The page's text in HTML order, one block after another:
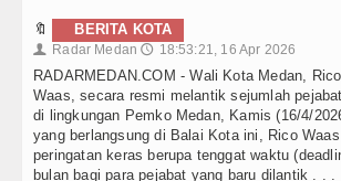
🔖 BERITA KOTA
👤 Radar Medan 🕔 18:53:21, 16 Apr 2026
RADARMEDAN.COM - Wali Kota Medan,
Waas, secara resmi melantik sejumlah
di lingkungan Pemko Medan, Kamis (16/4/
yang berlangsung di Balai Kota ini, Rico
peringatan keras berupa tenggat waktu
bulan bagi para pejabat yang baru dilantik . . .